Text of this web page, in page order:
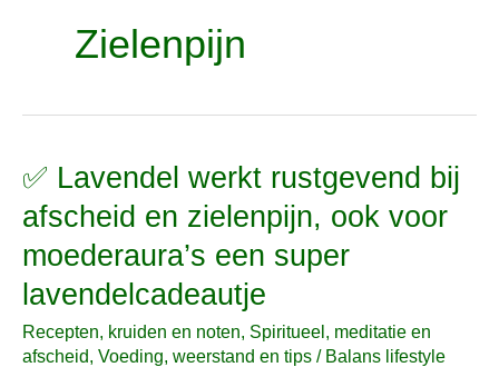
Zielenpijn
✅ Lavendel werkt rustgevend bij
afscheid en zielenpijn, ook voor
moederaura’s een super
lavendelcadeautje
Recepten, kruiden en noten, Spiritueel, meditatie en
afscheid, Voeding, weerstand en tips / Balans lifestyle
✅
werkt
rustgevend
bij
afscheid
en
zielenpijn,